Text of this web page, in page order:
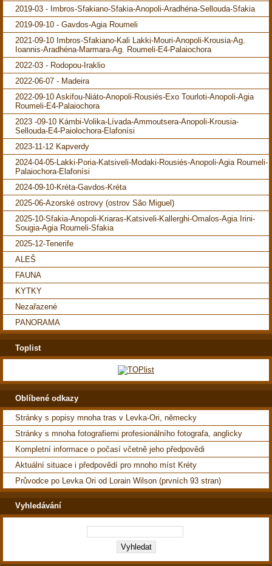
2019-03 - Imbros-Sfakiano-Sfakia-Anopoli-Aradhéna-Sellouda-Sfakia
2019-09-10 - Gavdos-Agia Roumeli
2021-09-10 Imbros-Sfakiano-Kali Lakki-Mouri-Anopoli-Krousia-Ag.
Ioannis-Aradhéna-Marmara-Ag. Roumeli-E4-Palaiochora
2022-03 - Rodopou-Iraklio
2022-06-07 - Madeira
2022-09-10 Askifou-Niáto-Anopoli-Rousiés-Exo Tourloti-Anopoli-Agia
Roumeli-E4-Palaiochora
2023 -09-10 Kámbi-Volika-Lívada-Ammoutsera-Anopoli-Krousia-
Sellouda-E4-Paiolochora-Elafonísi
2023-11-12 Kapverdy
2024-04-05-Lakki-Poria-Katsiveli-Modaki-Rousiés-Anopoli-Agia Roumeli-
Palaiochora-Elafonísi
2024-09-10-Kréta-Gavdos-Kréta
2025-06-Azorské ostrovy (ostrov São Miguel)
2025-10-Sfakia-Anopoli-Kriaras-Katsiveli-Kallerghi-Omalos-Agia Irini-
Sougia-Agia Roumeli-Sfakia
2025-12-Tenerife
ALEŠ
FAUNA
KYTKY
Nezařazené
PANORAMA
Toplist
Oblíbené odkazy
Stránky s popisy mnoha tras v Levka-Ori, německy
Stránky s mnoha fotografiemi profesionálního fotografa, anglicky
Kompletní informace o počasí včetně jeho předpovědi
Aktuální situace i předpovědí pro mnoho míst Kréty
Průvodce po Levka Ori od Lorain Wilson (prvních 93 stran)
Vyhledávání